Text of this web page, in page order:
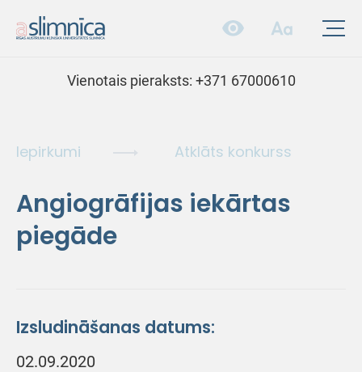
Vienotais pieraksts: +371 67000610
Iepirkumi Atklāts konkurss
Angiogrāfijas iekārtas
piegāde
Izsludināšanas datums:
02.09.2020